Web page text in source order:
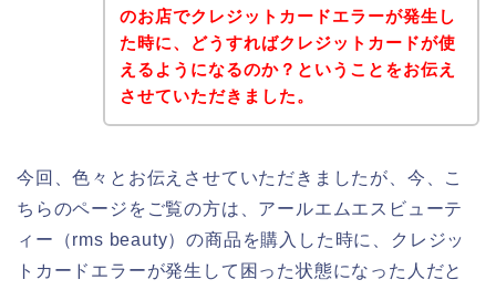
のお店でクレジットカードエラーが発生し
た時に、どうすればクレジットカードが使
えるようになるのか？ということをお伝え
させていただきました。
今回、色々とお伝えさせていただきましたが、今、こ
ちらのページをご覧の方は、アールエムエスビューテ
ィー（rms beauty）の商品を購入した時に、クレジッ
トカードエラーが発生して困った状態になった人だと